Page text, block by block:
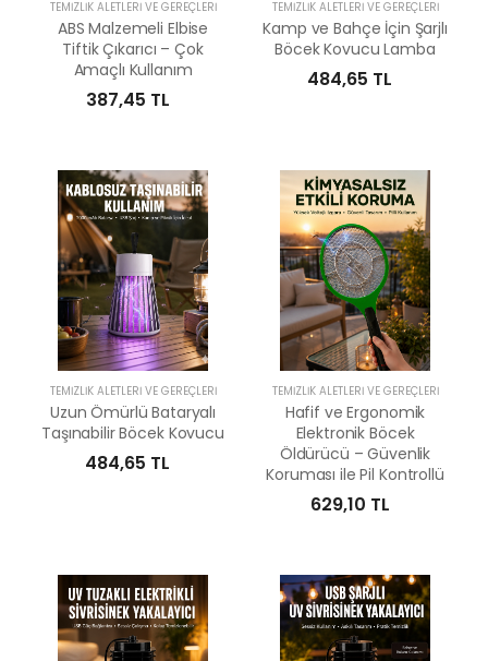
TEMIZLIK ALETLERI VE GEREÇLERI
ABS Malzemeli Elbise
Tiftik Çıkarıcı – Çok
Amaçlı Kullanım
387,45 TL
TEMIZLIK ALETLERI VE GEREÇLERI
Kamp ve Bahçe İçin Şarjlı
Böcek Kovucu Lamba
484,65 TL
TEMIZLIK ALETLERI VE GEREÇLERI
Uzun Ömürlü Bataryalı
Taşınabilir Böcek Kovucu
484,65 TL
TEMIZLIK ALETLERI VE GEREÇLERI
Hafif ve Ergonomik
Elektronik Böcek
Öldürücü – Güvenlik
Koruması ile Pil Kontrollü
629,10 TL